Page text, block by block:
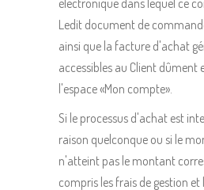
électronique dans lequel ce
Ledit document de
ainsi que la facture d'achat
accessibles au Client dûment
l'espace «Mon compte».
Si le processus d'achat est
raison quelconque ou si le
n'atteint pas le montant
compris les frais de gestion